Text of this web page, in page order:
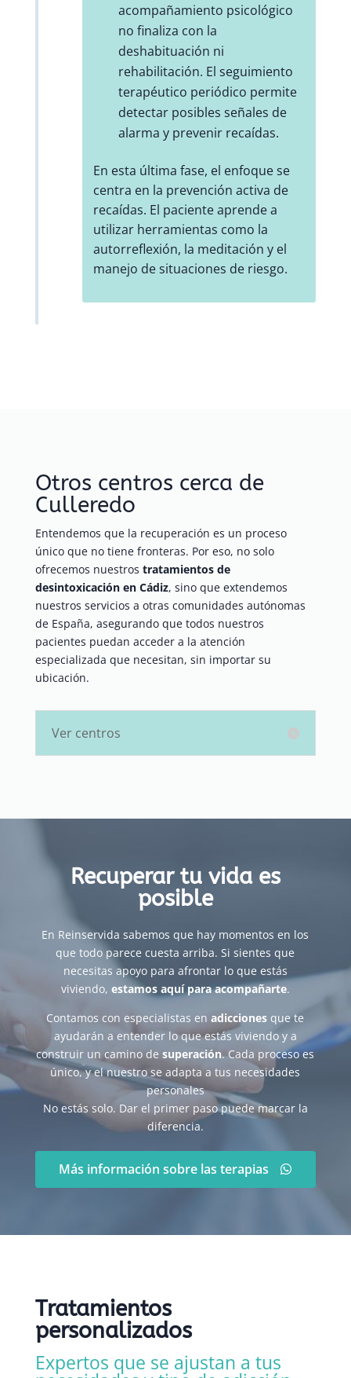
acompañamiento psicológico
no finaliza con la
deshabituación ni
rehabilitación. El seguimiento
terapéutico periódico permite
detectar posibles señales de
alarma y prevenir recaídas.
En esta última fase, el enfoque se
centra en la prevención activa de
recaídas. El paciente aprende a
utilizar herramientas como la
autorreflexión, la meditación y el
manejo de situaciones de riesgo.
Otros centros cerca de
Culleredo
Entendemos que la recuperación es un proceso
único que no tiene fronteras. Por eso, no solo
ofrecemos nuestros tratamientos de
desintoxicación en Cádiz, sino que extendemos
nuestros servicios a otras comunidades autónomas
de España, asegurando que todos nuestros
pacientes puedan acceder a la atención
especializada que necesitan, sin importar su
ubicación.
Ver centros
Recuperar tu vida es
posible
En Reinservida sabemos que hay momentos en los
que todo parece cuesta arriba. Si sientes que
necesitas apoyo para afrontar lo que estás
viviendo, estamos aquí para acompañarte.
Contamos con especialistas enadicciones que te
ayudarán a entender lo que estás viviendo y a
construir un camino desuperación. Cada proceso es
único, y el nuestro se adapta a tus necesidades
personales
No estás solo. Dar el primer paso puede marcar la
diferencia.
Más información sobre las terapias
Tratamientos
personalizados
Expertos que se ajustan a tus